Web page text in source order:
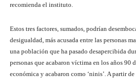
recomienda el instituto.
Estos tres factores, sumados, podrían
desigualdad, más acusada entre las personas
una población que ha pasado desapercibida
personas que acabaron víctima en los años 90
económica y acabaron como ‘ninis’. A partir